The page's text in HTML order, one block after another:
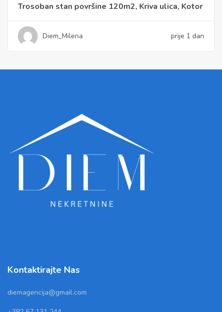
Trosoban stan površine 120m2, Kriva ulica, Kotor
Diem_Milena prije 1 dan
Kontaktirajte Nas
diemagencija@gmail.com